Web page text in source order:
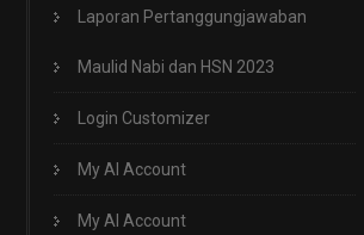
Laporan Pertanggungjawaban
Maulid Nabi dan HSN 2023
Login Customizer
My AI Account
My AI Account